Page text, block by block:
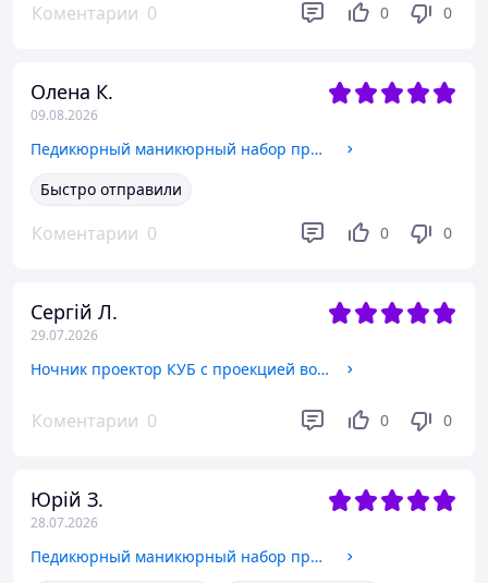
Коментарии 0 0 0
Олена К.
09.08.2026
Педикюрный маникюрный набор профессиональный 22 предмета для маникюра многофункциональный MANICURE медицинская
Быстро отправили
Коментарии 0 0 0
Сергій Л.
29.07.2026
Ночник проектор КУБ с проекцией воды лампа на Аккумуляторе с пультом и приложением Dynamic water TYPE-C
Коментарии 0 0 0
Юрій З.
28.07.2026
Педикюрный маникюрный набор профессиональный 22 предмета для маникюра многофункциональный MANICURE медицинская